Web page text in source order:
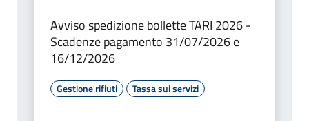
Avviso spedizione bollette TARI 2026 -
Scadenze pagamento 31/07/2026 e
16/12/2026
Gestione rifiuti Tassa sui servizi